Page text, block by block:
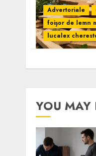
Advertoriale
foișor de lemn
lucalex
YOU MAY